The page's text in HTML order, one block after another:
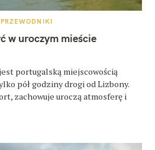
PRZEWODNIKI
w uroczym mieście
portugalską miejscowością
pół godziny drogi od Lizbony.
zachowuje uroczą atmosferę i